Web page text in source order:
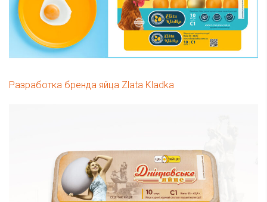
Разработка бренда яйца Zlata Kladka